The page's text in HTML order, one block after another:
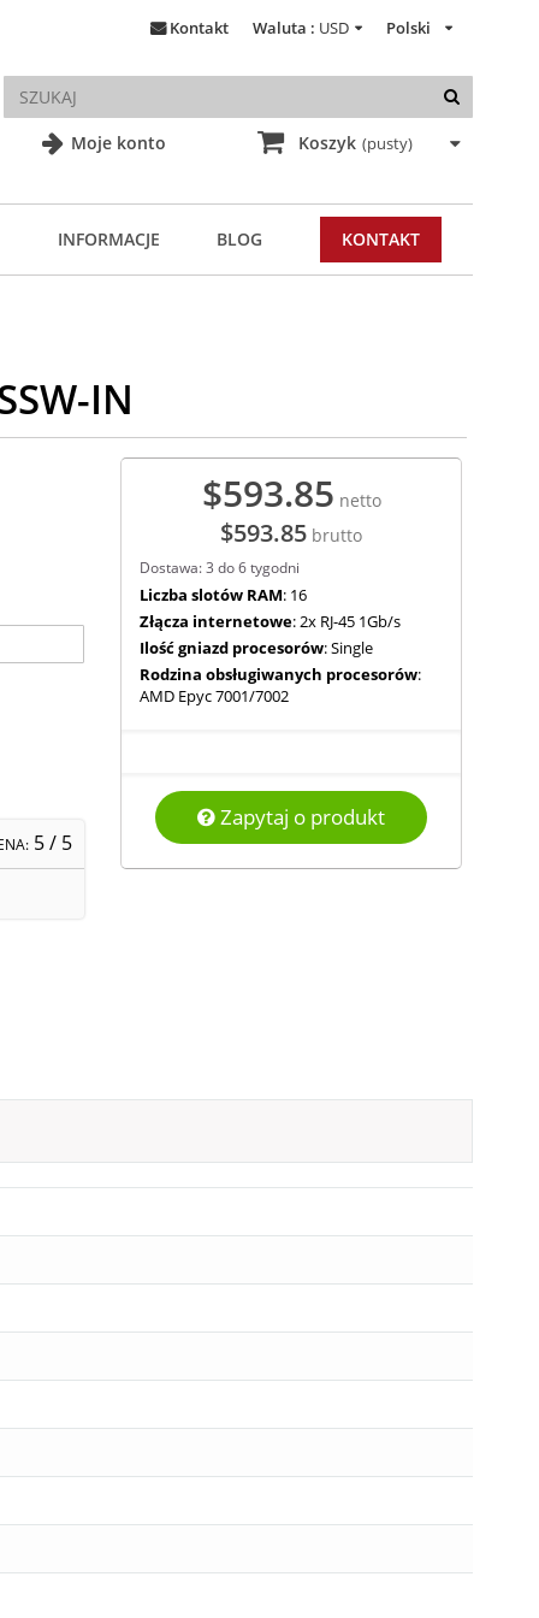
Moje konto
Polski
Waluta : USD
Kontakt
Koszyk (pusty)
INFORMACJE BLOG KONTAKT
IN
5/ 5
$593.85 netto
$593.85 brutto
Dostawa: 3 do 6 tygodni
Liczba slotów RAM: 16
Złącza internetowe: 2x RJ-45 1Gb/s
Ilość gniazd procesorów: Single
Rodzina obsługiwanych procesorów:
AMD Epyc 7001/7002
Zapytaj o produkt